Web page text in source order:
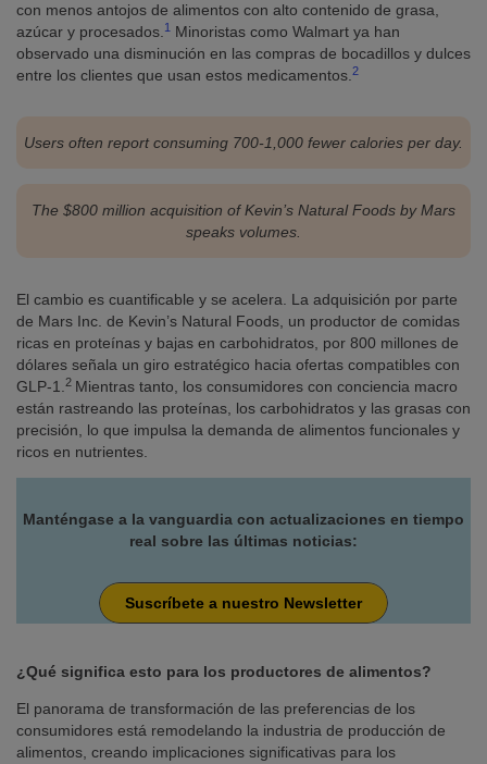
con menos antojos de alimentos con alto contenido de grasa,
azúcar y procesados. 1 Minoristas como Walmart ya han
observado una disminución en las compras de bocadillos y dulces
entre los clientes que usan estos medicamentos. 2
Users often report consuming 700-1,000 fewer calories per day.
The $800 million acquisition of Kevin’s Natural Foods by Mars
speaks volumes.
El cambio es cuantificable y se acelera. La adquisición por parte
de Mars Inc. de Kevin’s Natural Foods, un productor de comidas
ricas en proteínas y bajas en carbohidratos, por 800 millones de
dólares señala un giro estratégico hacia ofertas compatibles con
GLP-1. 2 Mientras tanto, los consumidores con conciencia macro
están rastreando las proteínas, los carbohidratos y las grasas con
precisión, lo que impulsa la demanda de alimentos funcionales y
ricos en nutrientes.
Manténgase a la vanguardia con actualizaciones en tiempo
real sobre las últimas noticias:
Suscríbete a nuestro Newsletter
¿Qué significa esto para los productores de alimentos?
El panorama de transformación de las preferencias de los
consumidores está remodelando la industria de producción de
alimentos, creando implicaciones significativas para los